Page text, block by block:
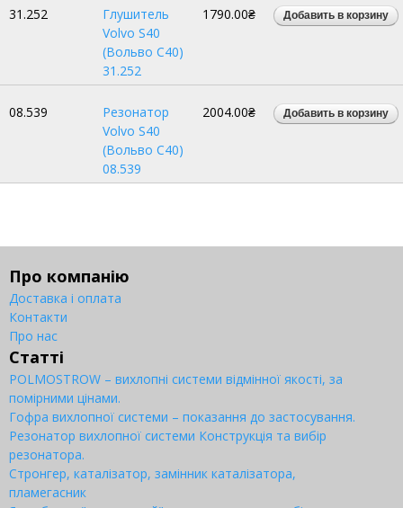
31.252
Глушитель
Volvo S40
(Вольво С40)
31.252
1790.00₴
08.539
Резонатор
Volvo S40
(Вольво С40)
08.539
2004.00₴
Про компанію
Доставка і оплата
Контакти
Про нас
Статті
POLMOSTROW – вихлопні системи відмінної якості, за
помірними цінами.
Гофра вихлопної системи – показання до застосування.
Резонатор вихлопної системи Конструкція та вибір
резонатора.
Стронгер, каталізатор, замінник каталізатора,
пламегасник